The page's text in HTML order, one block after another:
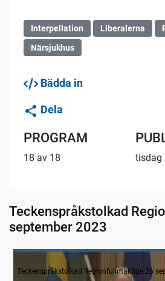
Interpellation Liberalerna
Närsjukhus
Bädda in
Dela
PROGRAM
18 av 18 tisdag
Teckenspråkstolkad
september 2023
1. Inledning
Teckenspråkstolkad Regionfullmäktige 26